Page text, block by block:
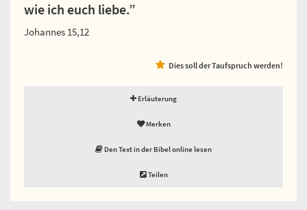
wie ich euch liebe.”
Johannes 15,12
Dies soll der Taufspruch werden!
Erläuterung
Merken
Den Text in der Bibel online lesen
Teilen